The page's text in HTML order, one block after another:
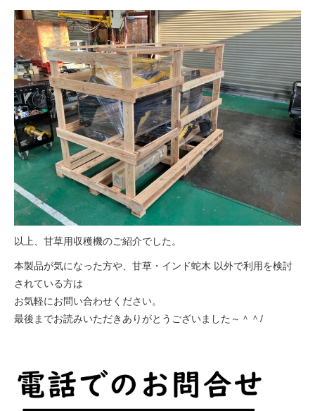
以上、甘草用収穫機のご紹介でした。
本製品が気になった方や、甘草・インド蛇木 以外で利用を検討
されている方は
お気軽にお問い合わせください。
最後までお読みいただきありがとうございました～＾＾/